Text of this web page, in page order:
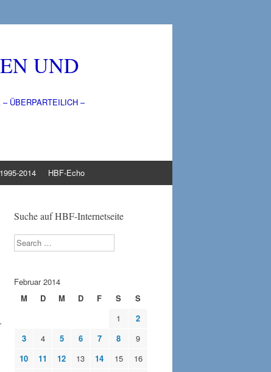
UND
ÜBERPARTEILICH –
2014 HBF-Echo
Suche auf HBF-Internetseite
Search
Februar 2014
M
D M D F S
S
1
2
3
4 5 6 7 8
9
10
11 12 13 14 15
16